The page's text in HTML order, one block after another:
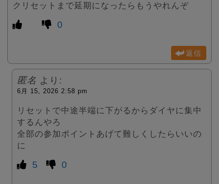
クリセットまで延期になったらもうやれんぞ
0
返信
匿名 より:
6月 15, 2026 2:58 pm
リセットで中途半端に下がるからダイヤに集中
するんやろ
全部の参加ポイントあげて難しくしたらいいの
に
5 0